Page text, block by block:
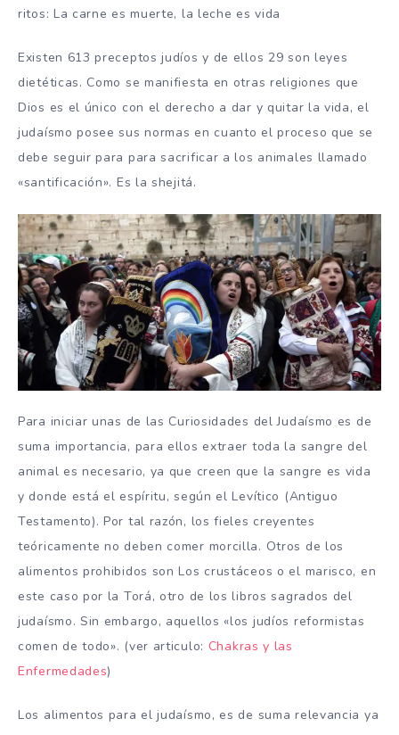
ritos: La carne es muerte, la leche es vida
Existen 613 preceptos judíos y de ellos 29 son leyes
dietéticas. Como se manifiesta en otras religiones que
Dios es el único con el derecho a dar y quitar la vida, el
judaísmo posee sus normas en cuanto el proceso que se
debe seguir para para sacrificar a los animales llamado
«santificación». Es la shejitá.
Para iniciar unas de las Curiosidades del Judaísmo es de
suma importancia, para ellos extraer toda la sangre del
animal es necesario, ya que creen que la sangre es vida
y donde está el espíritu, según el Levítico (Antiguo
Testamento). Por tal razón, los fieles creyentes
teóricamente no deben comer morcilla. Otros de los
alimentos prohibidos son Los crustáceos o el marisco, en
este caso por la Torá, otro de los libros sagrados del
judaísmo. Sin embargo, aquellos «los judíos reformistas
comen de todo». (ver articulo: Chakras y las
Enfermedades)
Los alimentos para el judaísmo, es de suma relevancia ya